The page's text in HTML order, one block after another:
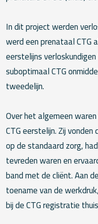
In dit project werden
werd een prenataal CTG
eerstelijns
suboptimaal CTG
tweedelijn.
Over het algemeen
CTG eerstelijn. Zij
op de standaard zorg,
tevreden waren en
band met de cliënt. Aan
toename van de
bij de CTG registratie